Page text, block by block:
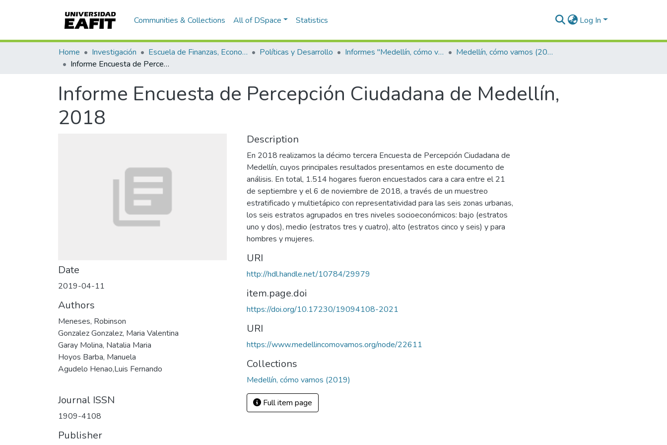
Communities & Collections All of DSpace Statistics Log In
Home Investigación Escuela de Finanzas, Economía y Gobierno Políticas y Desarrollo Informes "Medellín, cómo vamos"
Medellín, cómo vamos (2019)
Informe Encuesta de Percepción Ciudadana de Medellín, 2018
Informe Encuesta de Percepción Ciudadana de Medellín,
2018
Date
2019-04-11
Authors
Meneses, Robinson
Gonzalez Gonzalez, Maria Valentina
Garay Molina, Natalia Maria
Hoyos Barba, Manuela
Agudelo Henao,Luis Fernando
Journal ISSN
1909-4108
Publisher
Description
En 2018 realizamos la décimo tercera Encuesta de Percepción Ciudadana de
Medellín, cuyos principales resultados presentamos en este documento de
análisis. En total, 1.514 hogares fueron encuestados cara a cara entre el 21
de septiembre y el 6 de noviembre de 2018, a través de un muestreo
estratificado y multietápico con representatividad para las seis zonas urbanas,
los seis estratos agrupados en tres niveles socioeconómicos: bajo (estratos
uno y dos), medio (estratos tres y cuatro), alto (estratos cinco y seis) y para
hombres y mujeres.
URI
http://hdl.handle.net/10784/29979
item.page.doi
https://doi.org/10.17230/19094108-2021
URI
https://www.medellincomovamos.org/node/22611
Collections
Medellín, cómo vamos (2019)
Full item page